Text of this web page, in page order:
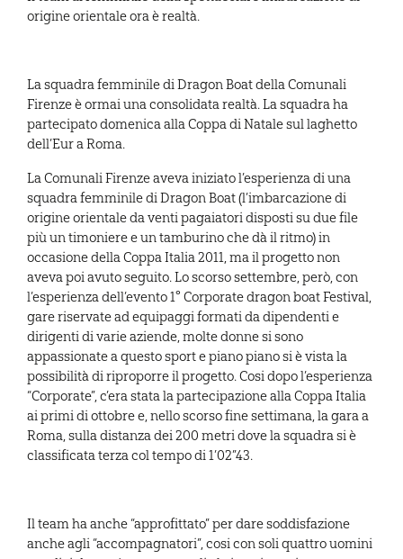
origine orientale ora è realtà.
La squadra femminile di Dragon Boat della Comunali
Firenze è ormai una consolidata realtà. La squadra ha
partecipato domenica alla Coppa di Natale sul laghetto
dell’Eur a Roma.
La Comunali Firenze aveva iniziato l’esperienza di una
squadra femminile di Dragon Boat (l’imbarcazione di
origine orientale da venti pagaiatori disposti su due file
più un timoniere e un tamburino che dà il ritmo) in
occasione della Coppa Italia 2011, ma il progetto non
aveva poi avuto seguito. Lo scorso settembre, però, con
l’esperienza dell’evento 1° Corporate dragon boat Festival,
gare riservate ad equipaggi formati da dipendenti e
dirigenti di varie aziende, molte donne si sono
appassionate a questo sport e piano piano si è vista la
possibilità di riproporre il progetto. Cosi dopo l’esperienza
“Corporate”, c’era stata la partecipazione alla Coppa Italia
ai primi di ottobre e, nello scorso fine settimana, la gara a
Roma, sulla distanza dei 200 metri dove la squadra si è
classificata terza col tempo di 1’02”43.
Il team ha anche “approfittato” per dare soddisfazione
anche agli “accompagnatori”, cosi con soli quattro uomini